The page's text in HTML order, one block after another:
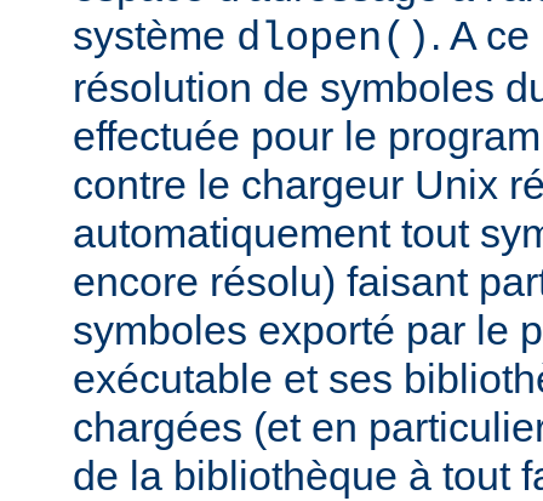
système dlopen() . A
résolution de symboles
effectuée pour le
contre le chargeur Unix
automatiquement tout
encore résolu) faisant
symboles exporté par le
exécutable et ses
chargées (et en
de la bibliothèque à tout